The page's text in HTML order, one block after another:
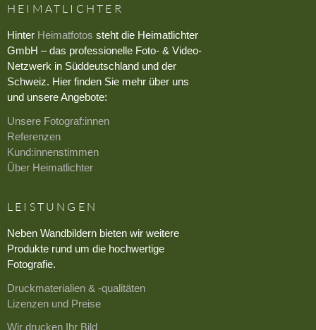
HEIMATLICHTER
Hinter Heimatfotos steht die Heimatlichter
GmbH – das professionelle Foto- & Video-
Netzwerk in Süddeutschland und der
Schweiz. Hier finden Sie mehr über uns
und unsere Angebote:
Unsere Fotograf:innen
Referenzen
Kund:innenstimmen
Über Heimatlichter
LEISTUNGEN
Neben Wandbildern bieten wir weitere
Produkte rund um die hochwertige
Fotografie.
Druckmaterialien & -qualitäten
Lizenzen und Preise
Wir drucken Ihr Bild